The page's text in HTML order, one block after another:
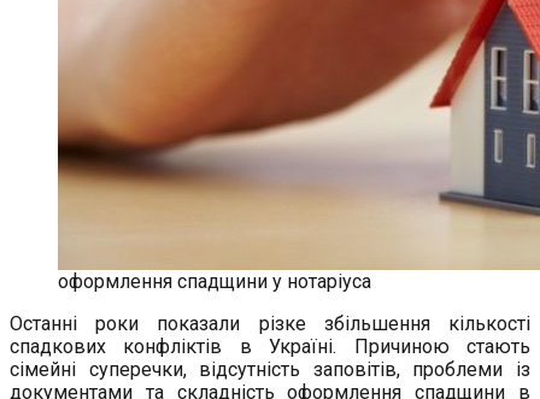
оформлення спадщини у нотаріуса
Останні роки показали різке збільшення кількості
спадкових конфліктів в Україні. Причиною стають
сімейні суперечки, відсутність заповітів, проблеми із
документами та складність оформлення спадщини в